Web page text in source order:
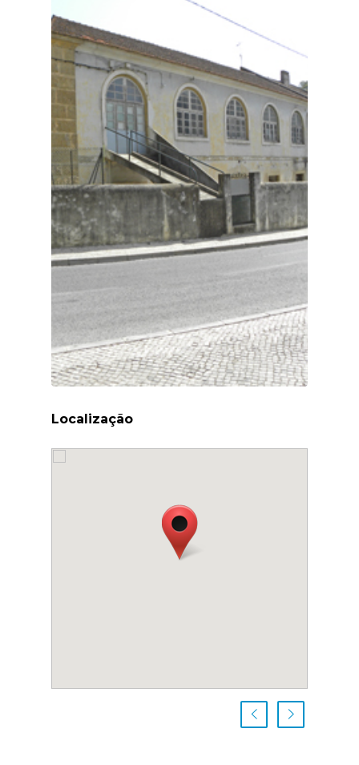
Localização